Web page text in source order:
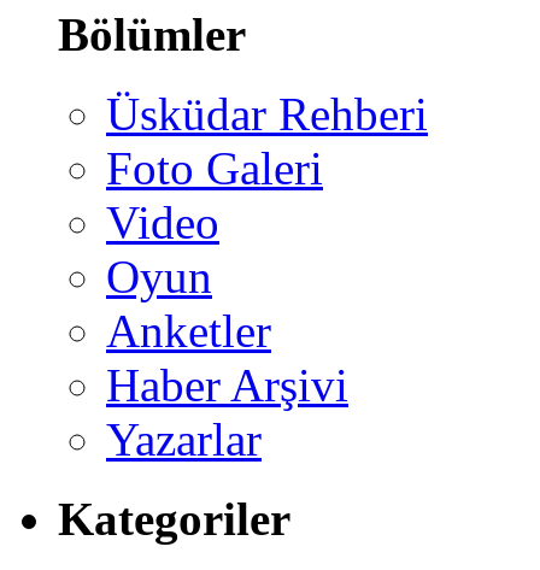
Bölümler
Üsküdar Rehberi
Foto Galeri
Video
Oyun
Anketler
Haber Arşivi
Yazarlar
Kategoriler